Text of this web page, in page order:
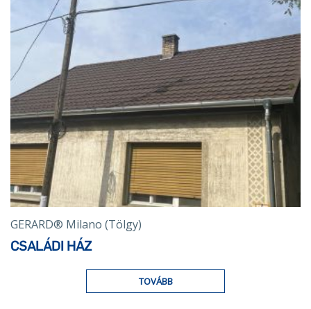
GERARD® Milano (Tölgy)
CSALÁDI HÁZ
TOVÁBB